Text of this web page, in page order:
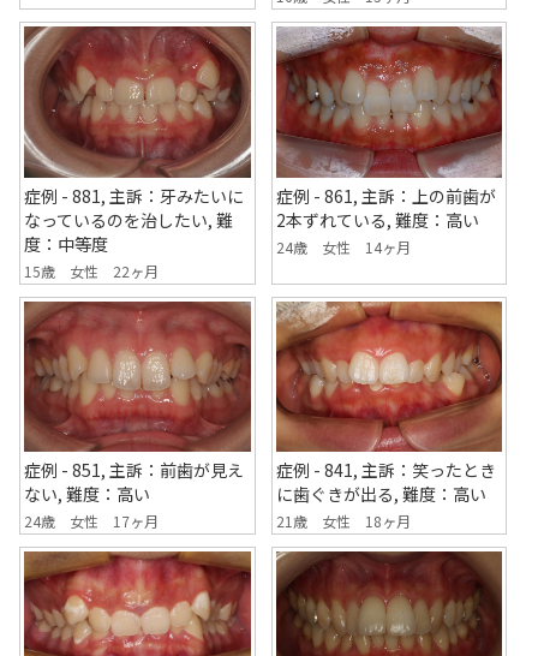
症例 - 881, 主訴：牙みたいに
なっているのを治したい, 難
度：中等度
15歳 女性 22ヶ月
症例 - 861, 主訴：上の前歯が
2本ずれている, 難度：高い
24歳 女性 14ヶ月
症例 - 851, 主訴：前歯が見え
ない, 難度：高い
24歳 女性 17ヶ月
症例 - 841, 主訴：笑ったとき
に歯ぐきが出る, 難度：高い
21歳 女性 18ヶ月